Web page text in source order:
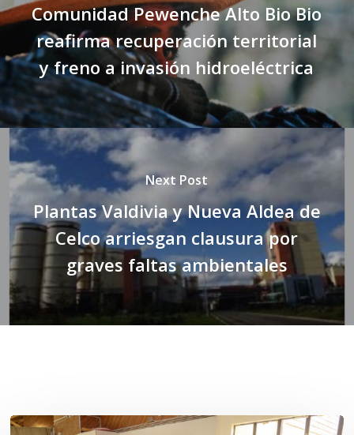
Comunidad Pewenche Alto Bio Bio
reafirma recuperación territorial
y freno a invasión hidroeléctrica
Next Post
Plantas Valdivia y Nueva Aldea de
Celco arriesgan clausura por
graves faltas ambientales
Toda